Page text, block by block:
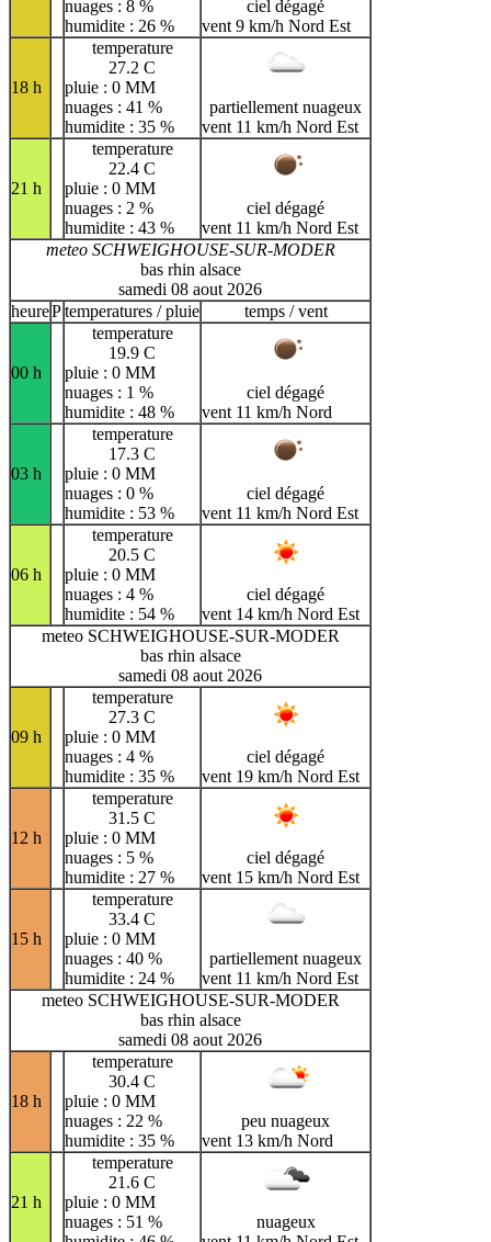
nuages : 8 %
humidite : 26 %
ciel dégagé
vent 9 km/h Nord Est
18 h
temperature
27.2 C
pluie : 0 MM
nuages : 41 %
humidite : 35 %
partiellement nuageux
vent 11 km/h Nord Est
21 h
temperature
22.4 C
pluie : 0 MM
nuages : 2 %
humidite : 43 %
ciel dégagé
vent 11 km/h Nord Est
meteo SCHWEIGHOUSE-SUR-MODER
bas rhin alsace
samedi 08 aout 2026
heurePtemperatures / pluie temps / vent
00 h
temperature
19.9 C
pluie : 0 MM
nuages : 1 %
humidite : 48 %
ciel dégagé
vent 11 km/h Nord
03 h
temperature
17.3 C
pluie : 0 MM
nuages : 0 %
humidite : 53 %
ciel dégagé
vent 11 km/h Nord Est
06 h
temperature
20.5 C
pluie : 0 MM
nuages : 4 %
humidite : 54 %
ciel dégagé
vent 14 km/h Nord Est
meteo SCHWEIGHOUSE-SUR-MODER
bas rhin alsace
samedi 08 aout 2026
09 h
temperature
27.3 C
pluie : 0 MM
nuages : 4 %
humidite : 35 %
ciel dégagé
vent 19 km/h Nord Est
12 h
temperature
31.5 C
pluie : 0 MM
nuages : 5 %
humidite : 27 %
ciel dégagé
vent 15 km/h Nord Est
15 h
temperature
33.4 C
pluie : 0 MM
nuages : 40 %
humidite : 24 %
partiellement nuageux
vent 11 km/h Nord Est
meteo SCHWEIGHOUSE-SUR-MODER
bas rhin alsace
samedi 08 aout 2026
18 h
temperature
30.4 C
pluie : 0 MM
nuages : 22 %
humidite : 35 %
peu nuageux
vent 13 km/h Nord
21 h
temperature
21.6 C
pluie : 0 MM
nuages : 51 %
nuageux